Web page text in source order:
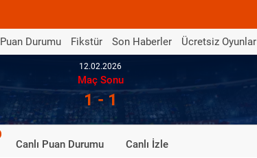
Puan Durumu Fikstür Son Haberler Ücretsiz Oyunlar
12.02.2026
Maç Sonu
1 - 1
Canlı Puan Durumu Canlı İzle